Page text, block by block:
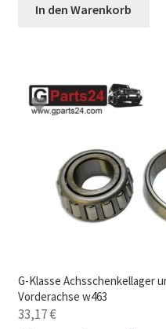
In den Warenkorb
G-Klasse Achsschenkellager
Vorderachse w463
33,17€